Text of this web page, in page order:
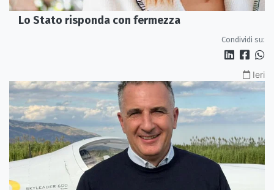
Lo Stato risponda con fermezza
Condividi su:
Ieri